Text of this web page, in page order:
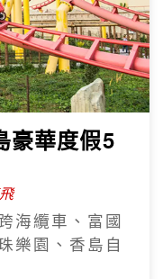
豪華度假5
海纜車、富國
樂園、香島自